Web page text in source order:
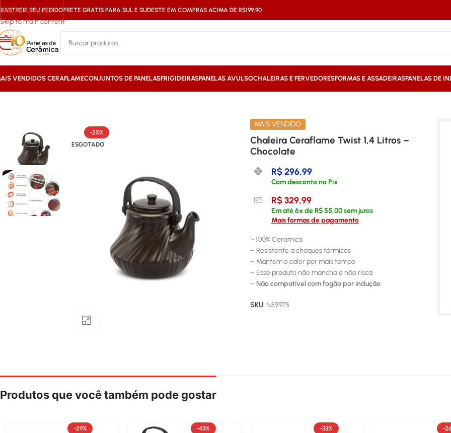
Skip to navigation
Skip to main content
RASTREIE SEU PEDIDOFRETE GRATIS PARA SUL E SUDESTE EM COMPRAS ACIMA DE R$199,90
VENDIDOS CERAFLAMECONJUNTOS DE PANELASFRIGIDEIRASPANELAS AVULSOCHALEIRAS E FERVEDORESFORMAS E ASSADEIRASPANELAS DE
-25%
ESGOTADO
MAIS VENDIDO
Chaleira Ceraflame Twist 1,4 Litros –
Chocolate
R$296,99
Com desconto no Pix
R$329,99
Em até6x deR$55,00sem juros
Mais formas de pagamento
‘- 100% Ceramica
– Resistente a choques térmicos
– Mantem o calor por mais tempo
– Esse produto não mancha e não risca
– Não compatível com fogão por indução
SKU: N59975
Produtos que você também pode gostar
-29% -43% -33% -